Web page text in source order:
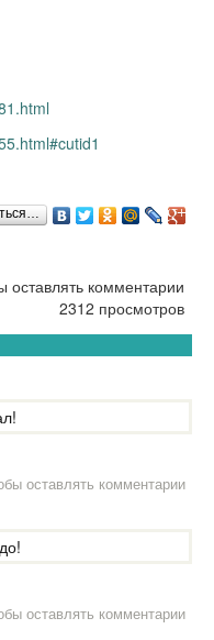
оставлять комментарии
2312 просмотров
оставлять комментарии
оставлять комментарии